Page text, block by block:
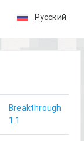
Русский
Breakthrough
1.1